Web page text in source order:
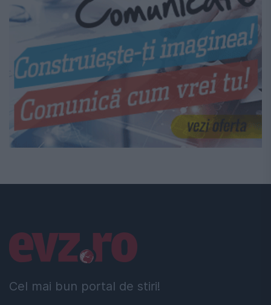
Cel mai bun portal de stiri!
Linkuri utile